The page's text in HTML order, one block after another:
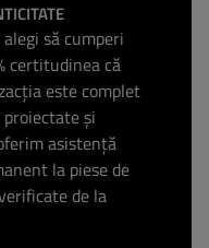
alegi să cumperi
certitudinea că
este complet
și
asistență
la piese de
de la